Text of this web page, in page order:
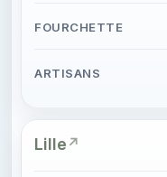
Lille